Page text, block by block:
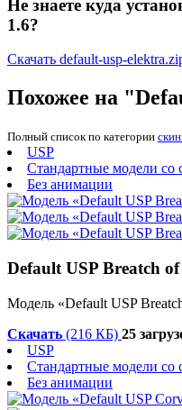
Не знаете куда
1.6?
Скачать default-usp-
Похожее на
Полный список по категории
USP
Стандартные модели со
Без анимации
Default USP Breatch
Модель «Default USP
Скачать (216 КБ) 25
USP
Стандартные модели со
Без анимации